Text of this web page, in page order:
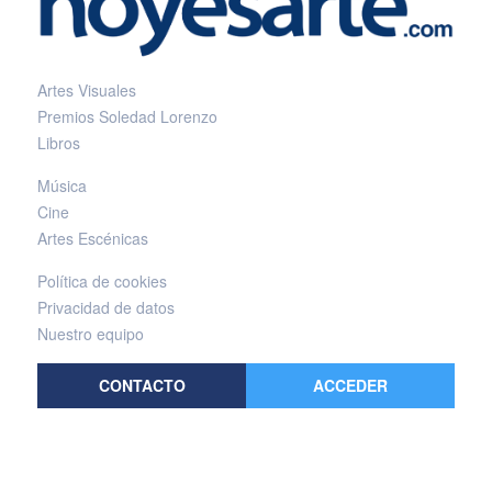
Artes Visuales
Premios Soledad Lorenzo
Libros
Música
Cine
Artes Escénicas
Política de cookies
Privacidad de datos
Nuestro equipo
CONTACTO ACCEDER